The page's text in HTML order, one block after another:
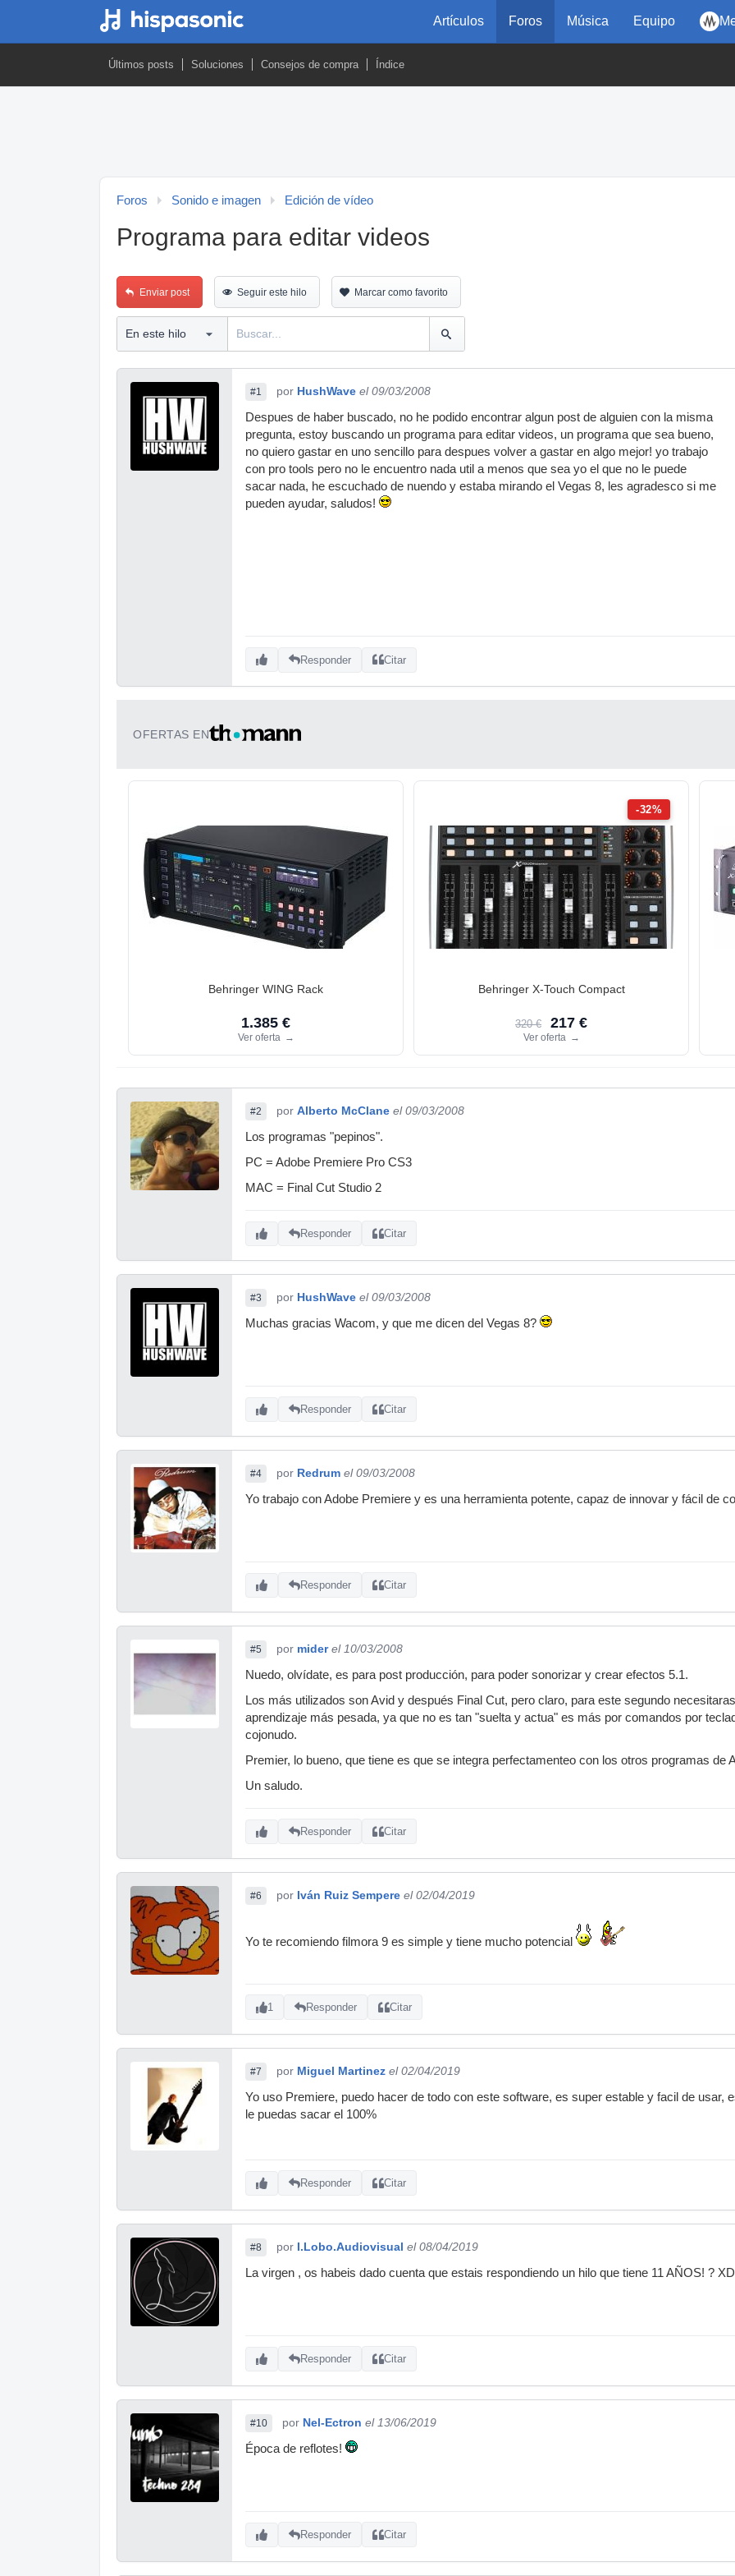
Artículos Foros Música Equipo
Últimos posts Soluciones Consejos de compra Índice
Foros Sonido e imagen Edición de vídeo
Programa para editar videos
Enviar post Seguir este hilo Marcar como favorito
#1 por HushWave el 09/03/2008
Despues de haber buscado, no he podido encontrar algun post de alguien con la misma
pregunta, estoy buscando un programa para editar videos, un programa que sea bueno,
no quiero gastar en uno sencillo para despues volver a gastar en algo mejor! yo trabajo
con pro tools pero no le encuentro nada util a menos que sea yo el que no le puede
sacar nada, he escuchado de nuendo y estaba mirando el Vegas 8, les agradesco si me
pueden ayudar, saludos!
Responder Citar
OFERTAS EN
Behringer WING Rack
1.385 €
Ver oferta →
-32%
Behringer X-Touch Compact
320 € 217 €
Ver oferta →
#2 por Alberto McClane el 09/03/2008
Los programas "pepinos".
PC = Adobe Premiere Pro CS3
MAC = Final Cut Studio 2
Responder Citar
#3 por HushWave el 09/03/2008
Muchas gracias Wacom, y que me dicen del Vegas 8?
Responder Citar
#4 por Redrum el 09/03/2008
Yo trabajo con Adobe Premiere y es una herramienta potente, capaz de innovar y fácil de
Responder Citar
#5 por mider el 10/03/2008
Nuedo, olvídate, es para post producción, para poder sonorizar y crear efectos 5.1.
Los más utilizados son Avid y después Final Cut, pero claro, para este segundo
aprendizaje más pesada, ya que no es tan "suelta y actua" es más por comandos por
cojonudo.
Premier, lo bueno, que tiene es que se integra perfectamenteo con los otros programas de
Un saludo.
Responder Citar
#6 por Iván Ruiz Sempere el 02/04/2019
Yo te recomiendo filmora 9 es simple y tiene mucho potencial
1 Responder Citar
#7 por Miguel Martinez el 02/04/2019
Yo uso Premiere, puedo hacer de todo con este software, es super estable y facil de usar,
le puedas sacar el 100%
Responder Citar
#8 por I.Lobo.Audiovisual el 08/04/2019
La virgen , os habeis dado cuenta que estais respondiendo un hilo que tiene 11 AÑOS! ?
Responder Citar
#10 por Nel-Ectron el 13/06/2019
Época de reflotes!
Responder Citar